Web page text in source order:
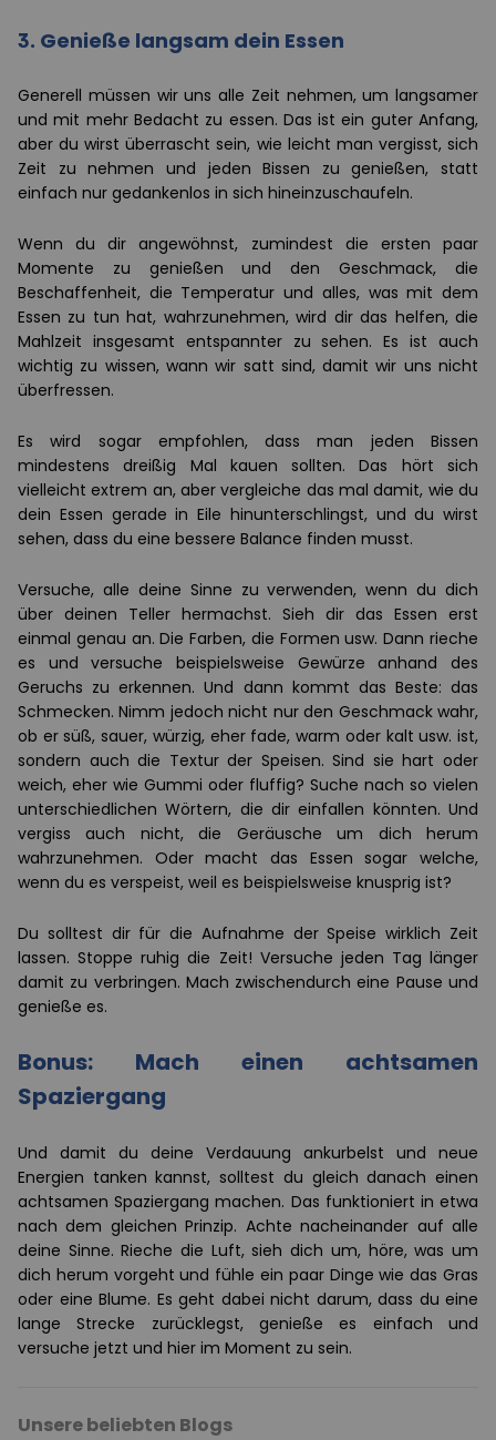
3. Genieße langsam dein Essen
Generell müssen wir uns alle Zeit nehmen, um langsamer
und mit mehr Bedacht zu essen. Das ist ein guter Anfang,
aber du wirst überrascht sein, wie leicht man vergisst, sich
Zeit zu nehmen und jeden Bissen zu genießen, statt
einfach nur gedankenlos in sich hineinzuschaufeln.
Wenn du dir angewöhnst, zumindest die ersten paar
Momente zu genießen und den Geschmack, die
Beschaffenheit, die Temperatur und alles, was mit dem
Essen zu tun hat, wahrzunehmen, wird dir das helfen, die
Mahlzeit insgesamt entspannter zu sehen. Es ist auch
wichtig zu wissen, wann wir satt sind, damit wir uns nicht
überfressen.
Es wird sogar empfohlen, dass man jeden Bissen
mindestens dreißig Mal kauen sollten. Das hört sich
vielleicht extrem an, aber vergleiche das mal damit, wie du
dein Essen gerade in Eile hinunterschlingst, und du wirst
sehen, dass du eine bessere Balance finden musst.
Versuche, alle deine Sinne zu verwenden, wenn du dich
über deinen Teller hermachst. Sieh dir das Essen erst
einmal genau an. Die Farben, die Formen usw. Dann rieche
es und versuche beispielsweise Gewürze anhand des
Geruchs zu erkennen. Und dann kommt das Beste: das
Schmecken. Nimm jedoch nicht nur den Geschmack wahr,
ob er süß, sauer, würzig, eher fade, warm oder kalt usw. ist,
sondern auch die Textur der Speisen. Sind sie hart oder
weich, eher wie Gummi oder fluffig? Suche nach so vielen
unterschiedlichen Wörtern, die dir einfallen könnten. Und
vergiss auch nicht, die Geräusche um dich herum
wahrzunehmen. Oder macht das Essen sogar welche,
wenn du es verspeist, weil es beispielsweise knusprig ist?
Du solltest dir für die Aufnahme der Speise wirklich Zeit
lassen. Stoppe ruhig die Zeit! Versuche jeden Tag länger
damit zu verbringen. Mach zwischendurch eine Pause und
genieße es.
Bonus: Mach einen achtsamen
Spaziergang
Und damit du deine Verdauung ankurbelst und neue
Energien tanken kannst, solltest du gleich danach einen
achtsamen Spaziergang machen. Das funktioniert in etwa
nach dem gleichen Prinzip. Achte nacheinander auf alle
deine Sinne. Rieche die Luft, sieh dich um, höre, was um
dich herum vorgeht und fühle ein paar Dinge wie das Gras
oder eine Blume. Es geht dabei nicht darum, dass du eine
lange Strecke zurücklegst, genieße es einfach und
versuche jetzt und hier im Moment zu sein.
Unsere beliebten Blogs